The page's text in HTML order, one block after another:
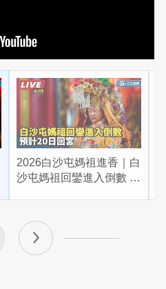
2026白沙屯媽祖進香｜白
沙屯媽祖回鑾進入倒數 預